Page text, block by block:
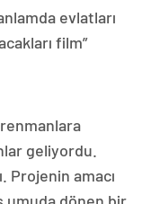
evlatları
film”
geliyordu.
Projenin amacı